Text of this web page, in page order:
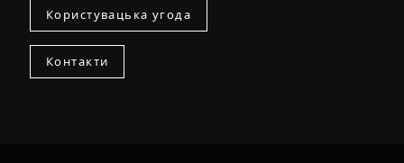
Користувацька угода
Контакти